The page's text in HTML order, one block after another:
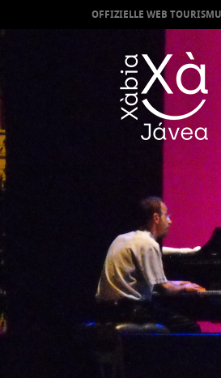
OFFIZIELLE WEB